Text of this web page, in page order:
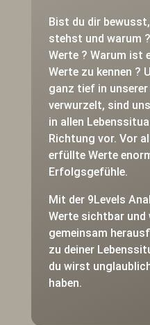
Bist du dir
stehst und warum
Werte ? Warum ist
Werte zu kennen ?
ganz tief in
verwurzelt, sind
in allen
Richtung vor. Vor
erfüllte Werte
Erfolgsgefühle.
Mit der 9Levels
Werte sichtbar und
gemeinsam
zu deiner
du wirst
haben.